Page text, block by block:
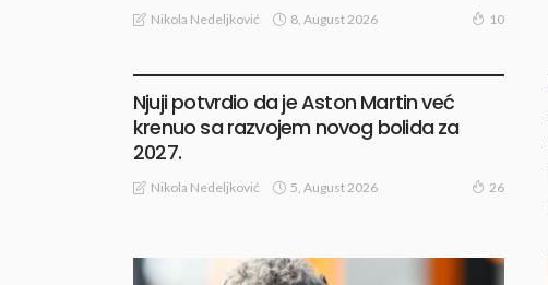
Nikola Nedeljković 8, August 2026 10
Njuji potvrdio da je Aston Martin već
krenuo sa razvojem novog bolida za
2027.
Nikola Nedeljković 5, August 2026 26